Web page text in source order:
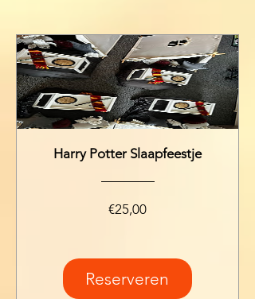
Harry Potter Slaapfeestje
€25,00Prijs
Reserveren